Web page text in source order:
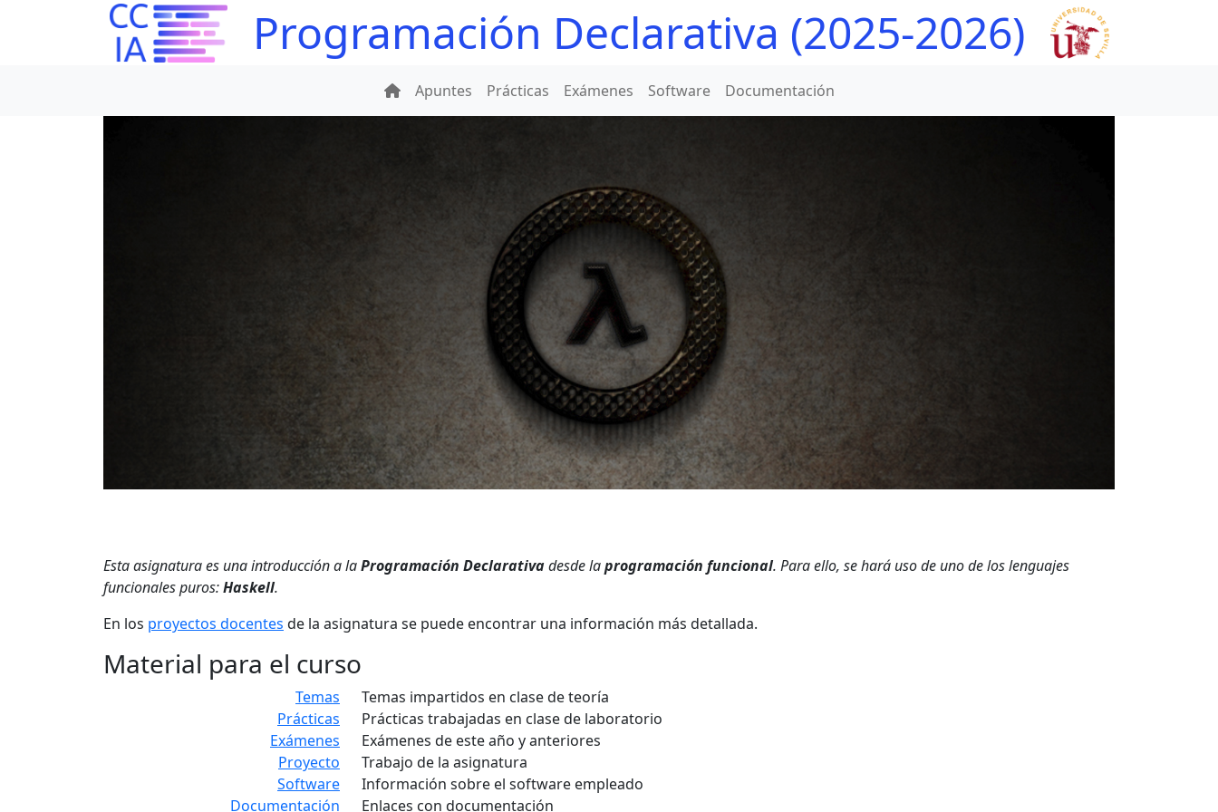
Programación Declarativa (2025-2026)
Apuntes Prácticas Exámenes Software Documentación
Esta asignatura es una introducción a laProgramación Declarativadesde laprogramación funcional. Para ello, se hará uso de uno de los lenguajes
funcionales puros:Haskell.
En los proyectos docentes de la asignatura se puede encontrar una información más detallada.
Material para el curso
Temas
Temas impartidos en clase de teoría
Prácticas
Prácticas trabajadas en clase de laboratorio
Exámenes
Exámenes de este año y anteriores
Proyecto
Trabajo de la asignatura
Software
Información sobre el software empleado
Documentación
Enlaces con documentación